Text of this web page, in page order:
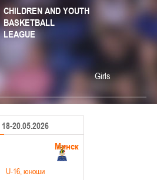
CHILDREN AND YOUTH
BASKETBALL
LEAGUE
Girls
18-20.05.2026
Минск
U-16 , юноши